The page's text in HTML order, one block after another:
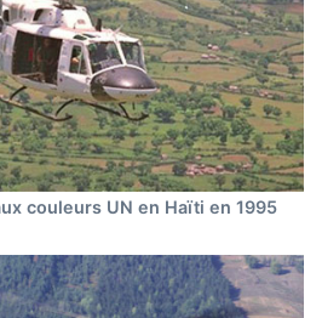
couleurs UN en Haïti en 1995